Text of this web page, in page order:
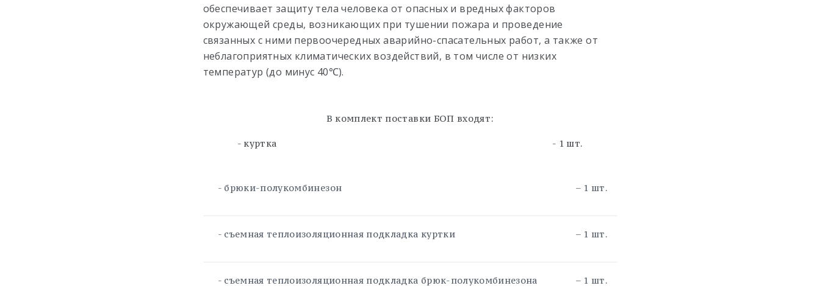
обеспечивает защиту тела человека от опасных и вредных факторов
окружающей среды, возникающих при тушении пожара и проведение
связанных с ними первоочередных аварийно-спасательных работ, а также от
неблагоприятных климатических воздействий, в том числе от низких
температур (до минус 40℃).
В комплект поставки БОП входят:
- куртка - 1 шт.
- брюки-полукомбинезон – 1 шт.
- съемная теплоизоляционная подкладка куртки – 1 шт.
- съемная теплоизоляционная подкладка брюк-полукомбинезона – 1 шт.